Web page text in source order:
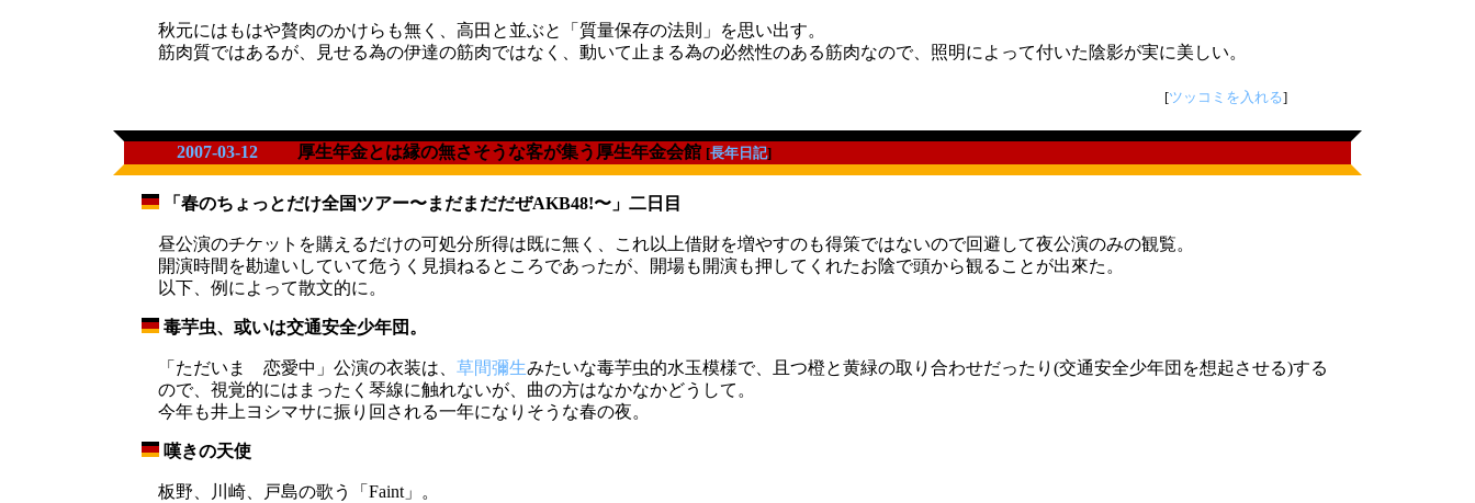
秋元にはもはや贅肉のかけらも無く、高田と並ぶと「質量保存の法則」を思い出す。
筋肉質ではあるが、見せる為の伊達の筋肉ではなく、動いて止まる為の必然性のある筋肉なので、照明によって付いた陰影が実に美しい。
[ツッコミを入れる]
2007-03-12 厚生年金とは縁の無さそうな客が集う厚生年金会館 [長年日記]
「春のちょっとだけ全国ツアー〜まだまだだぜAKB48!〜」二日目
昼公演のチケットを購えるだけの可処分所得は既に無く、これ以上借財を増やすのも得策ではないので回避して夜公演のみの観覧。
開演時間を勘違いしていて危うく見損ねるところであったが、開場も開演も押してくれたお陰で頭から観ることが出來た。
以下、例によって散文的に。
毒芋虫、或いは交通安全少年団。
「ただいま 恋愛中」公演の衣装は、 草間彌生みたいな毒芋虫的水玉模様で、且つ橙と黄緑の取り合わせだったり(交通安全少年団を想起させる)する
ので、視覚的にはまったく琴線に触れないが、曲の方はなかなかどうして。
今年も井上ヨシマサに振り回される一年になりそうな春の夜。
嘆きの天使
板野、川崎、戸島の歌う「Faint」。